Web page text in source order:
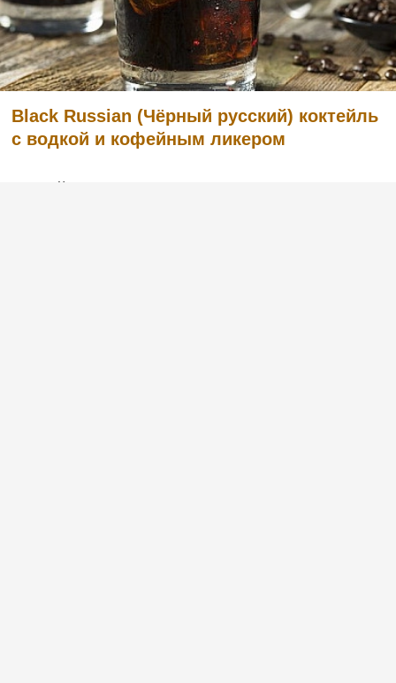
Black Russian (Чёрный русский) коктейль
с водкой и кофейным ликером
Легкий в приготовлении, но в то же время